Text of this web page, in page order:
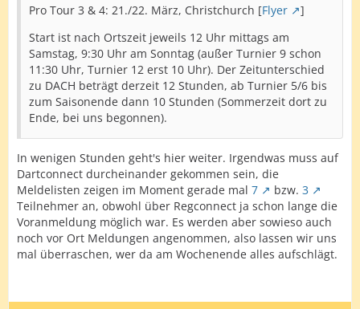
Pro Tour 3 & 4: 21./22. März, Christchurch [Flyer
]
Start ist nach Ortszeit jeweils 12 Uhr mittags am
Samstag, 9:30 Uhr am Sonntag (außer Turnier 9 schon
11:30 Uhr, Turnier 12 erst 10 Uhr). Der Zeitunterschied
zu DACH beträgt derzeit 12 Stunden, ab Turnier 5/6 bis
zum Saisonende dann 10 Stunden (Sommerzeit dort zu
Ende, bei uns begonnen).
In wenigen Stunden geht's hier weiter. Irgendwas muss auf
Dartconnect durcheinander gekommen sein, die
Meldelisten zeigen im Moment gerade mal 7 bzw. 3
Teilnehmer an, obwohl über Regconnect ja schon lange die
Voranmeldung möglich war. Es werden aber sowieso auch
noch vor Ort Meldungen angenommen, also lassen wir uns
mal überraschen, wer da am Wochenende alles aufschlägt.